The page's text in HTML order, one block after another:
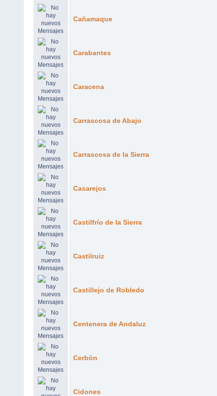
Cañamaque
Carabantes
Caracena
Carrascosa de Abajo
Carrascosa de la Sierra
Casarejos
Castilfrío de la Sierra
Castilruiz
Castillejo de Robledo
Centenera de Andaluz
Cerbón
Cidones